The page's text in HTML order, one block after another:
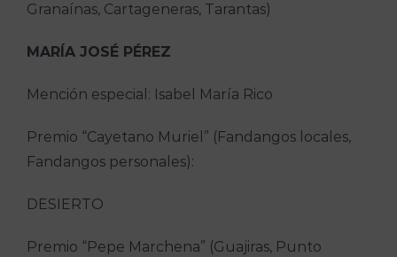
Granaínas, Cartageneras, Tarantas)
MARÍA JOSÉ PÉREZ
Mención especial: Isabel María Rico
Premio “Cayetano Muriel” (Fandangos locales,
Fandangos personales):
DESIERTO
Premio “Pepe Marchena” (Guajiras, Punto